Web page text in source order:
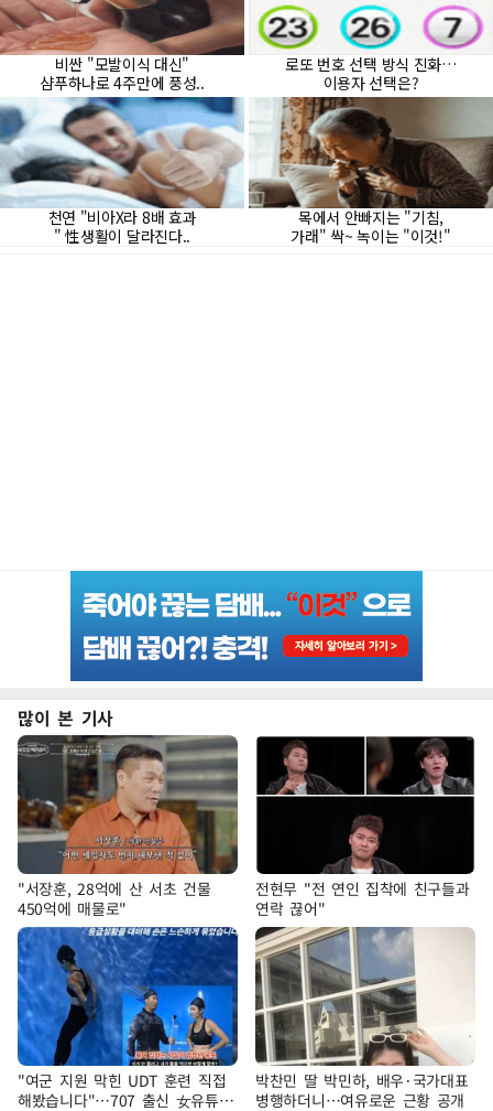
많이 본 기사
"서장훈, 28억에 산 서초 건물
450억에 매물로"
전현무 "전 연인 집착에 친구들과
연락 끊어"
"여군 지원 막힌 UDT 훈련 직접
해봤습니다"…707 출신 女유튜버
박찬민 딸 박민하, 배우·국가대표
병행하더니…여유로운 근황 공개